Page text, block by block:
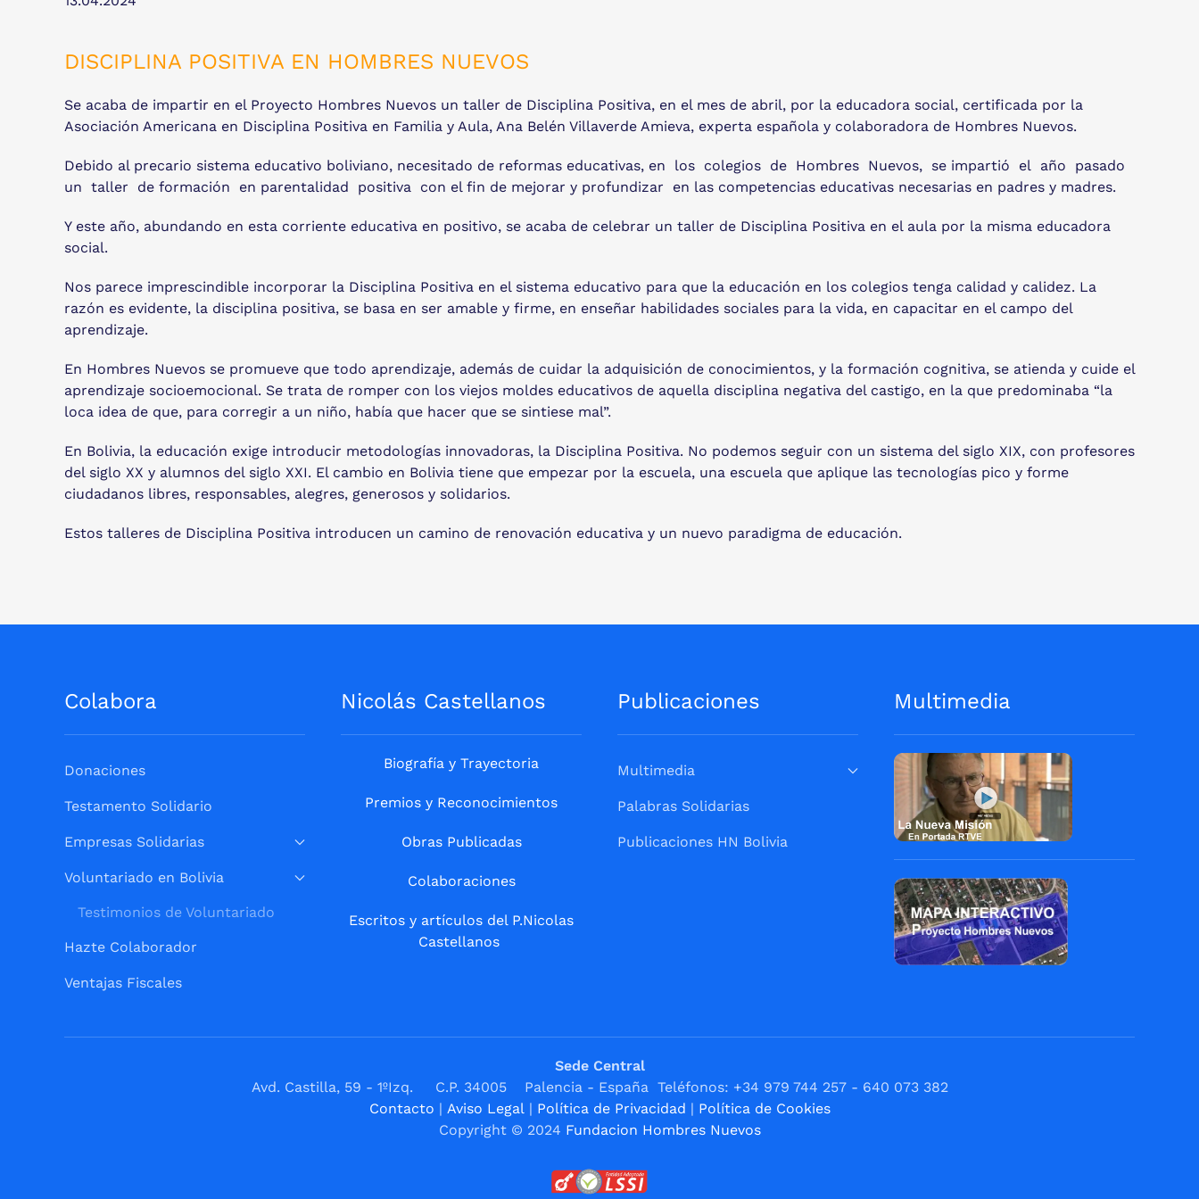
DISCIPLINA POSITIVA EN HOMBRES NUEVOS
Se acaba de impartir en el Proyecto Hombres Nuevos un taller de Disciplina Positiva, en el mes de abril, por la educadora social, certificada por la
Asociación Americana en Disciplina Positiva en Familia y Aula, Ana Belén Villaverde Amieva, experta española y colaboradora de Hombres Nuevos.
Debido al precario sistema educativo boliviano, necesitado de reformas educativas, en los colegios de Hombres Nuevos, se impartió el año pasado
un taller de formación en parentalidad positiva con el fin de mejorar y profundizar en las competencias educativas necesarias en padres y madres.
Y este año, abundando en esta corriente educativa en positivo, se acaba de celebrar un taller de Disciplina Positiva en el aula por la misma educadora
social.
Nos parece imprescindible incorporar la Disciplina Positiva en el sistema educativo para que la educación en los colegios tenga calidad y calidez. La
razón es evidente, la disciplina positiva, se basa en ser amable y firme, en enseñar habilidades sociales para la vida, en capacitar en el campo del
aprendizaje.
En Hombres Nuevos se promueve que todo aprendizaje, además de cuidar la adquisición de conocimientos, y la formación cognitiva, se atienda y cuide el
aprendizaje socioemocional. Se trata de romper con los viejos moldes educativos de aquella disciplina negativa del castigo, en la que predominaba “la
loca idea de que, para corregir a un niño, había que hacer que se sintiese mal”.
En Bolivia, la educación exige introducir metodologías innovadoras, la Disciplina Positiva. No podemos seguir con un sistema del siglo XIX, con profesores
del siglo XX y alumnos del siglo XXI. El cambio en Bolivia tiene que empezar por la escuela, una escuela que aplique las tecnologías pico y forme
ciudadanos libres, responsables, alegres, generosos y solidarios.
Estos talleres de Disciplina Positiva introducen un camino de renovación educativa y un nuevo paradigma de educación.
Colabora
Donaciones
Testamento Solidario
Empresas Solidarias
Voluntariado en Bolivia
Testimonios de Voluntariado
Hazte Colaborador
Ventajas Fiscales
Nicolás Castellanos
Biografía y Trayectoria
Premios y Reconocimientos
Obras Publicadas
Colaboraciones
Escritos y artículos del P.Nicolas
Castellanos
Publicaciones
Multimedia
Palabras Solidarias
Publicaciones HN Bolivia
Multimedia
Sede Central
Avd. Castilla, 59 - 1ºIzq. C.P. 34005 Palencia - España Teléfonos: +34 979 744 257 - 640 073 382
Contacto | Aviso Legal | Política de Privacidad | Política de Cookies
Copyright © 2024 Fundacion Hombres Nuevos